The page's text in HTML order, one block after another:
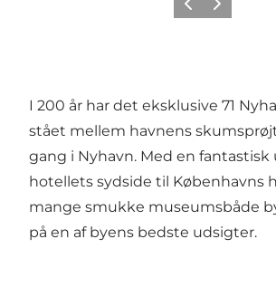
ForrigeNæste
I 200 år har det eksklusive 71
stået mellem havnens
gang i Nyhavn. Med en fantastisk
hotellets sydside til Københavns
mange smukke museumsbåde
på en af byens bedste udsigter.